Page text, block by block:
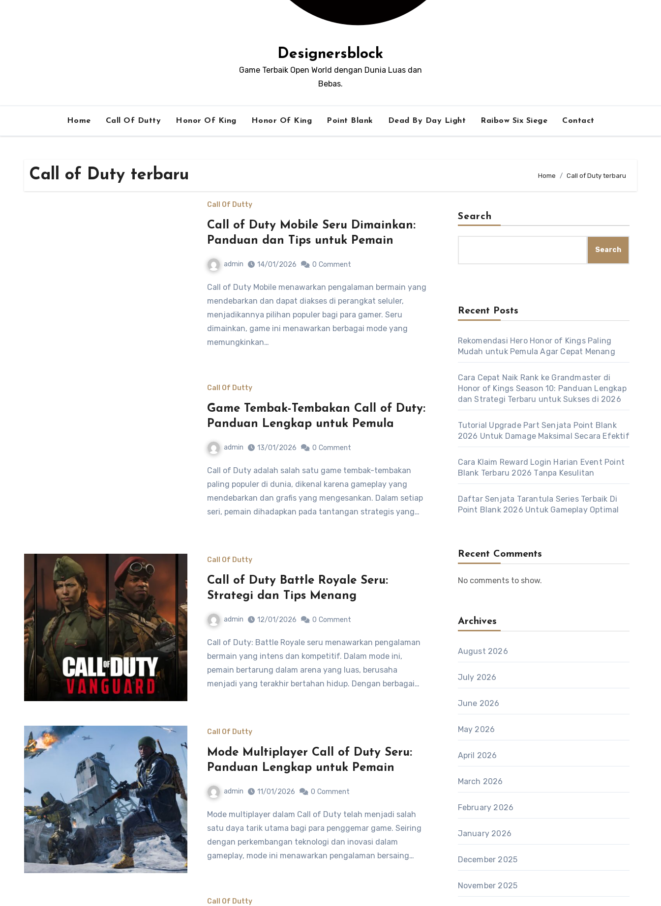
Designersblock
Game Terbaik Open World dengan Dunia Luas dan
Bebas.
Home Call Of Dutty Honor Of King Honor Of King Point Blank Dead By Day Light Raibow Six Siege Contact
Call of Duty terbaru Home Call of Duty terbaru
Call Of Dutty
Call of Duty Mobile Seru Dimainkan:
Panduan dan Tips untuk Pemain
admin 14/01/2026 0 Comment
Call of Duty Mobile menawarkan pengalaman bermain yang
mendebarkan dan dapat diakses di perangkat seluler,
menjadikannya pilihan populer bagi para gamer. Seru
dimainkan, game ini menawarkan berbagai mode yang
memungkinkan…
Call Of Dutty
Game Tembak-Tembakan Call of Duty:
Panduan Lengkap untuk Pemula
admin 13/01/2026 0 Comment
Call of Duty adalah salah satu game tembak-tembakan
paling populer di dunia, dikenal karena gameplay yang
mendebarkan dan grafis yang mengesankan. Dalam setiap
seri, pemain dihadapkan pada tantangan strategis yang…
Call Of Dutty
Call of Duty Battle Royale Seru:
Strategi dan Tips Menang
admin 12/01/2026 0 Comment
Call of Duty: Battle Royale seru menawarkan pengalaman
bermain yang intens dan kompetitif. Dalam mode ini,
pemain bertarung dalam arena yang luas, berusaha
menjadi yang terakhir bertahan hidup. Dengan berbagai…
Call Of Dutty
Mode Multiplayer Call of Duty Seru:
Panduan Lengkap untuk Pemain
admin 11/01/2026 0 Comment
Mode multiplayer dalam Call of Duty telah menjadi salah
satu daya tarik utama bagi para penggemar game. Seiring
dengan perkembangan teknologi dan inovasi dalam
gameplay, mode ini menawarkan pengalaman bersaing…
Call Of Dutty
Search
Search
Recent Posts
Rekomendasi Hero Honor of Kings Paling
Mudah untuk Pemula Agar Cepat Menang
Cara Cepat Naik Rank ke Grandmaster di
Honor of Kings Season 10: Panduan Lengkap
dan Strategi Terbaru untuk Sukses di 2026
Tutorial Upgrade Part Senjata Point Blank
2026 Untuk Damage Maksimal Secara Efektif
Cara Klaim Reward Login Harian Event Point
Blank Terbaru 2026 Tanpa Kesulitan
Daftar Senjata Tarantula Series Terbaik Di
Point Blank 2026 Untuk Gameplay Optimal
Recent Comments
No comments to show.
Archives
August 2026
July 2026
June 2026
May 2026
April 2026
March 2026
February 2026
January 2026
December 2025
November 2025